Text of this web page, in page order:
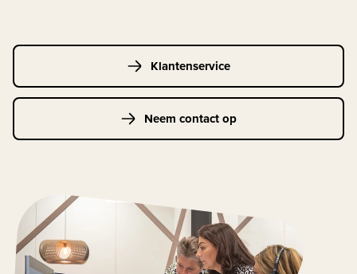
Klantenservice
Neem contact op